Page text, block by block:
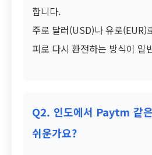
합니다.
주로 달러(USD)나 유로(EUR)
피로 다시 환전하는 방식이 일
Q2. 인도에서 Paytm 같
쉬운가요?